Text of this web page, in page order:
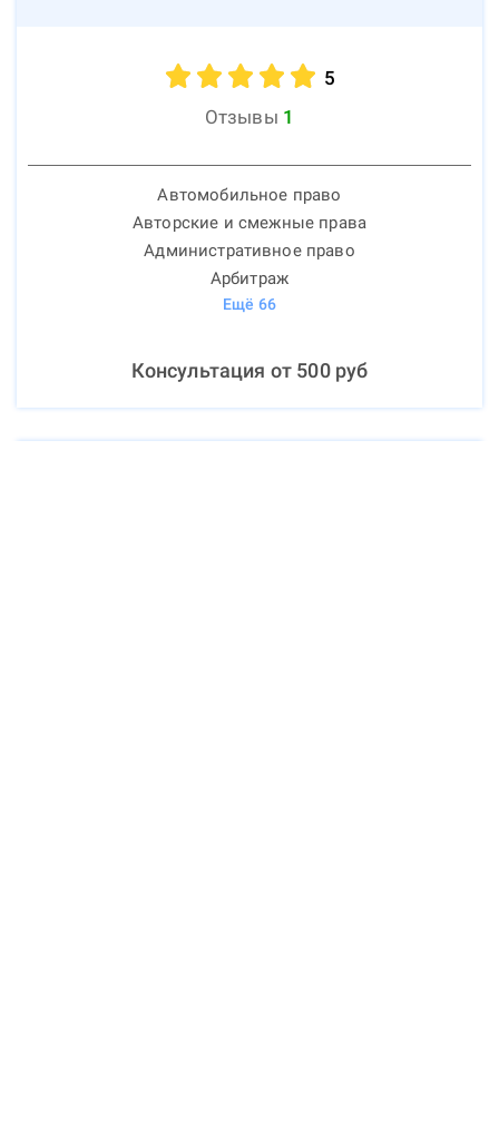
5
Отзывы 1
Автомобильное право
Авторские и смежные права
Административное право
Арбитраж
Ещё 66
Консультация от 500руб